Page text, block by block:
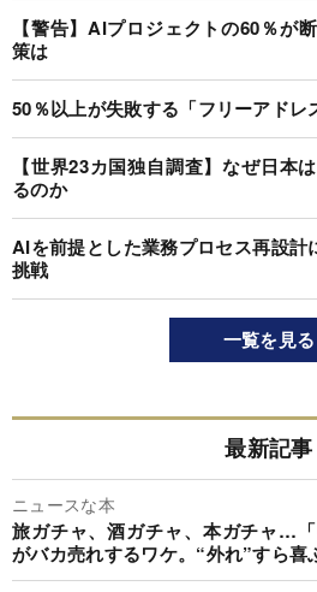
【警告】AIプロジェクトの60％が
策は
50％以上が失敗する「フリーアドレ
【世界23カ国独自調査】なぜ日本
るのか
AIを前提とした業務プロセス再設
挑戦
一覧を見る
最新記事
ニュースな本
旅ガチャ、酒ガチャ、本ガチャ…「
がバカ売れするワケ。“外れ”すら喜